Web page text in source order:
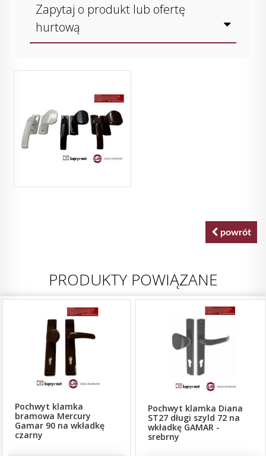
Zapytaj o produkt lub ofertę
hurtową
powrót
PRODUKTY POWIĄZANE
Pochwyt klamka
bramowa Mercury
Gamar 90 na wkładkę
czarny
Pochwyt klamka Diana
ST27 długi szyld 72 na
wkładkę GAMAR -
srebrny